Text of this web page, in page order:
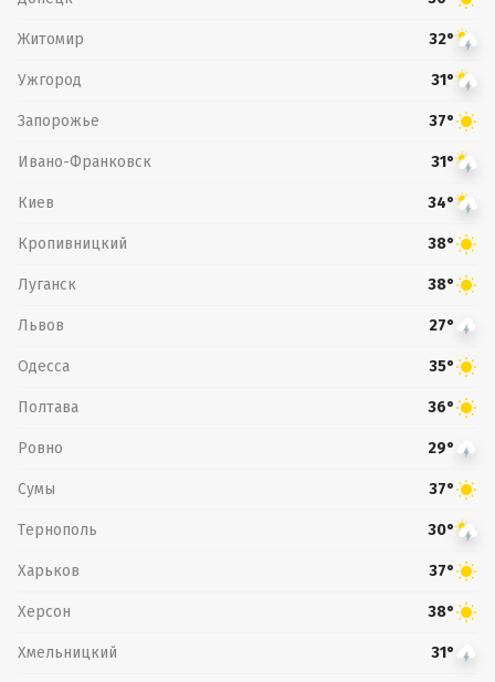
Житомир 32°
Ужгород 31°
Запорожье 37°
Ивано-Франковск 31°
Киев 34°
Кропивницкий 38°
Луганск 38°
Львов 27°
Одесса 35°
Полтава 36°
Ровно 29°
Сумы 37°
Тернополь 30°
Харьков 37°
Херсон 38°
Хмельницкий 31°